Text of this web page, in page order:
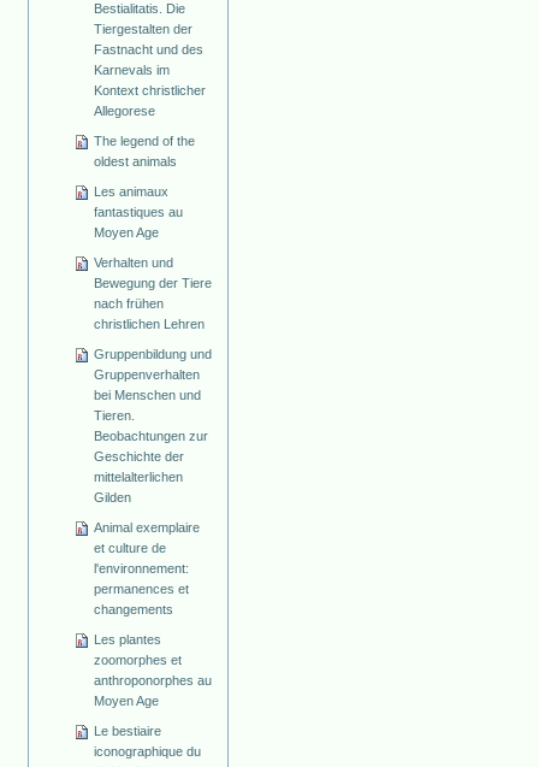
Bestialitatis. Die
Tiergestalten der
Fastnacht und des
Karnevals im
Kontext christlicher
Allegorese
The legend of the
oldest animals
Les animaux
fantastiques au
Moyen Age
Verhalten und
Bewegung der Tiere
nach frühen
christlichen Lehren
Gruppenbildung und
Gruppenverhalten
bei Menschen und
Tieren.
Beobachtungen zur
Geschichte der
mittelalterlichen
Gilden
Animal exemplaire
et culture de
l'environnement:
permanences et
changements
Les plantes
zoomorphes et
anthroponorphes au
Moyen Age
Le bestiaire
iconographique du